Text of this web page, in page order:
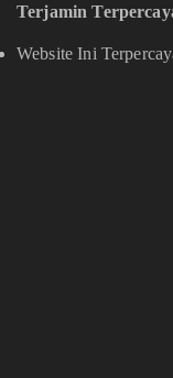
Terjamin
Website Ini